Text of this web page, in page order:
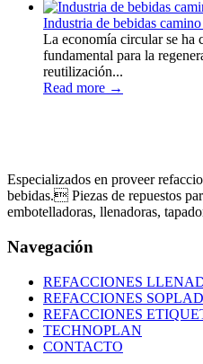
Industria de bebidas
La economía circular se ha
fundamental para la
reutilización...
Read more →
Especializados en proveer
bebidas. Piezas de repuestos
embotelladoras, llenadoras,
Navegación
REFACCIONES
REFACCIONES
REFACCIONES
TECHNOPLAN
CONTACTO